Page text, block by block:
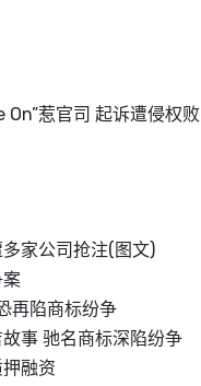
On”惹官司 起诉遭侵权败
家公司抢注(图文)
再陷商标纷争
事 驰名商标深陷纷争
融资